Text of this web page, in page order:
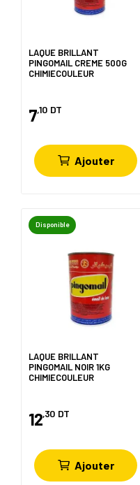
LAQUE BRILLANT
PINGOMAIL CREME 500G
CHIMIECOULEUR
7,10 DT
Ajouter
Disponible
LAQUE BRILLANT
PINGOMAIL NOIR 1KG
CHIMIECOULEUR
12,30 DT
Ajouter